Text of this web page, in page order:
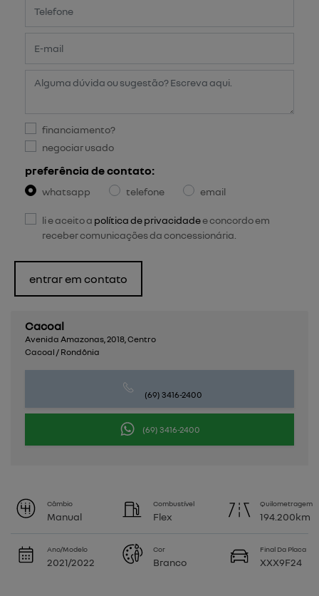
Cacoal
Avenida Amazonas, 2018, Centro
Cacoal / Rondônia
(69) 3416-2400
(69) 3416-2400
financiamento?
negociar usado
preferência de contato:
whatsapp telefone email
li e aceito a política de privacidadee concordo em
receber comunicações da concessionária.
entrar em contato
Câmbio
Manual
Combustível
Flex
Quilometragem
194.200km
Ano/Modelo
2021/2022
Cor
Branco
Final Da Placa
XXX9F24